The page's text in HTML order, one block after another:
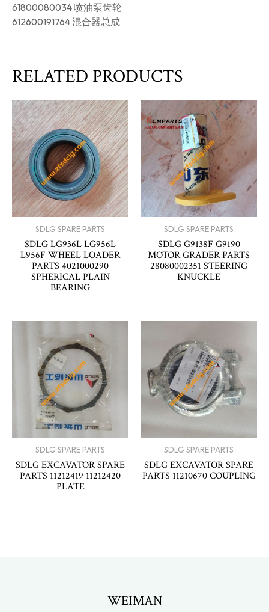
61800080034 喷油泵齿轮
612600191764 混合器总成
RELATED PRODUCTS
SDLG SPARE PARTS
SDLG LG936L LG956L
L956F WHEEL LOADER
PARTS 4021000290
SPHERICAL PLAIN
BEARING
SDLG SPARE PARTS
SDLG G9138F G9190
MOTOR GRADER PARTS
28080002351 STEERING
KNUCKLE
SDLG SPARE PARTS
SDLG EXCAVATOR SPARE
PARTS 11212419 11212420
PLATE
SDLG SPARE PARTS
SDLG EXCAVATOR SPARE
PARTS 11210670 COUPLING
WEIMAN